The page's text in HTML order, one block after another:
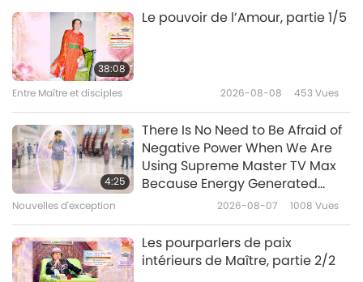
Vues
17:50
40:13
Conférence internationale sur le
changement climatique, partie
1/18
De la lumière et des croyants –
38:08
Le pouvoir de l’Amour, partie 1/5
Entre Maître et disciples 2026-08-08 453Vues
4:25
There Is No Need to Be Afraid of
Negative Power When We Are
Using Supreme Master TV Max
Because Energy Generated
from It Is Far More Powerful than
Nouvelles d'exception 2026-08-07 1008 Vues
Les pourparlers de paix
intérieurs de Maître, partie 2/2